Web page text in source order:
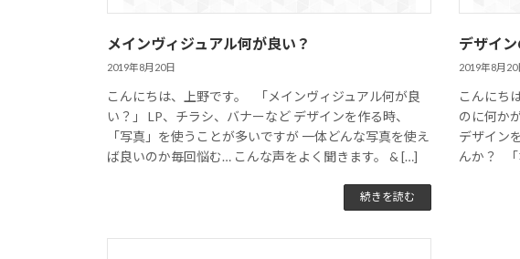
メインヴィジュアル何が良い？
2019年8月20日
こんにちは、上野です。 「メインヴィジュアル何が良
い？」 LP、チラシ、バナーなど デザインを作る時、
「写真」を使うことが多いですが 一体どんな写真を使え
ば良いのか毎回悩む… こんな声をよく聞きます。 & […]
続きを読む
デザイ
2019年8月20
こんにち
のに何か
デザイン
んか？ 「